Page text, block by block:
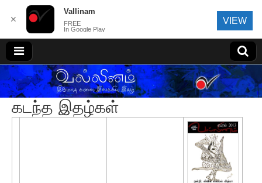
வல்லினம்
கடந்த இதழ்கள்
✕
Vallinam
FREE
In Google Play
VIEW